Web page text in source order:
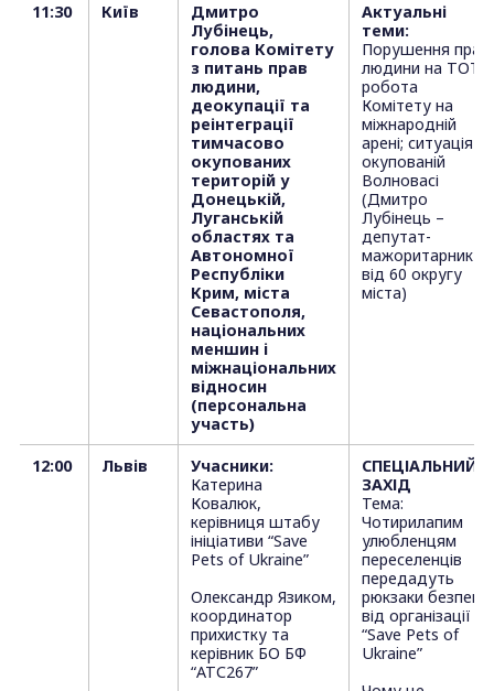
11:30
Київ
Дмитро
Лубінець,
голова Комітету
з питань прав
людини,
деокупації та
реінтеграції
тимчасово
окупованих
територій у
Донецькій,
Луганській
областях та
Автономної
Республіки
Крим, міста
Севастополя,
національних
меншин і
міжнаціональних
відносин
(персональна
участь)
Актуальні
теми:
Порушення прав
людини на ТОТ;
робота
Комітету на
міжнародній
арені; ситуація в
окупованій
Волновасі
(Дмитро
Лубінець –
депутат-
мажоритарник
від 60 округу
міста)
12:00 Львів
Учасники:
Катерина
Ковалюк,
керівниця штабу
ініціативи “Save
Pets of Ukraine”
Олександр Язиком,
координатор
прихистку та
керівник БО БФ
“АТС267”
СПЕЦІАЛЬНИЙ
ЗАХІД
Тема:
Чотирилапим
улюбленцям
переселенців
передадуть
рюкзаки безпеки
від організації
“Save Pets of
Ukraine”